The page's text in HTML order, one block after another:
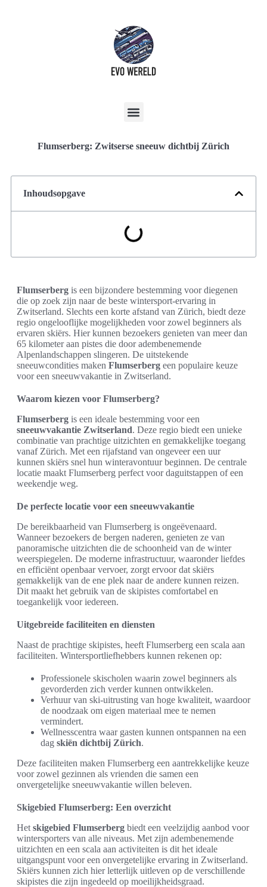
Flumserberg: Zwitserse sneeuw dichtbij Zürich
Inhoudsopgave
Flumserberg is een bijzondere bestemming voor diegenen
die op zoek zijn naar de beste wintersport-ervaring in
Zwitserland. Slechts een korte afstand van Zürich, biedt deze
regio ongelooflijke mogelijkheden voor zowel beginners als
ervaren skiërs. Hier kunnen bezoekers genieten van meer dan
65 kilometer aan pistes die door adembenemende
Alpenlandschappen slingeren. De uitstekende
sneeuwcondities maken Flumserberg een populaire keuze
voor een sneeuwvakantie in Zwitserland.
Waarom kiezen voor Flumserberg?
Flumserberg is een ideale bestemming voor een
sneeuwvakantie Zwitserland. Deze regio biedt een unieke
combinatie van prachtige uitzichten en gemakkelijke toegang
vanaf Zürich. Met een rijafstand van ongeveer een uur
kunnen skiërs snel hun winteravontuur beginnen. De centrale
locatie maakt Flumserberg perfect voor daguitstappen of een
weekendje weg.
De perfecte locatie voor een sneeuwvakantie
De bereikbaarheid van Flumserberg is ongeëvenaard.
Wanneer bezoekers de bergen naderen, genieten ze van
panoramische uitzichten die de schoonheid van de winter
weerspiegelen. De moderne infrastructuur, waaronder liefdes
en efficiënt openbaar vervoer, zorgt ervoor dat skiërs
gemakkelijk van de ene plek naar de andere kunnen reizen.
Dit maakt het gebruik van de skipistes comfortabel en
toegankelijk voor iedereen.
Uitgebreide faciliteiten en diensten
Naast de prachtige skipistes, heeft Flumserberg een scala aan
faciliteiten. Wintersportliefhebbers kunnen rekenen op:
Professionele skischolen waarin zowel beginners als
gevorderden zich verder kunnen ontwikkelen.
Verhuur van ski-uitrusting van hoge kwaliteit, waardoor
de noodzaak om eigen materiaal mee te nemen
vermindert.
Wellnesscentra waar gasten kunnen ontspannen na een
dag skiën dichtbij Zürich.
Deze faciliteiten maken Flumserberg een aantrekkelijke keuze
voor zowel gezinnen als vrienden die samen een
onvergetelijke sneeuwvakantie willen beleven.
Skigebied Flumserberg: Een overzicht
Het skigebied Flumserberg biedt een veelzijdig aanbod voor
wintersporters van alle niveaus. Met zijn adembenemende
uitzichten en een scala aan activiteiten is dit het ideale
uitgangspunt voor een onvergetelijke ervaring in Zwitserland.
Skiërs kunnen zich hier letterlijk uitleven op de verschillende
skipistes die zijn ingedeeld op moeilijkheidsgraad.